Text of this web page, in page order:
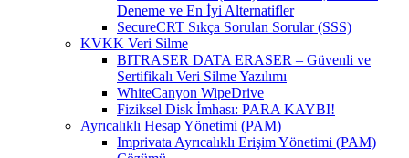
Deneme ve En İyi Alternatifler
SecureCRT Sıkça Sorulan Sorular (SSS)
KVKK Veri Silme
BITRASER DATA ERASER – Güvenli ve
Sertifikalı Veri Silme Yazılımı
WhiteCanyon WipeDrive
Fiziksel Disk İmhası: PARA KAYBI!
Ayrıcalıklı Hesap Yönetimi (PAM)
Imprivata Ayrıcalıklı Erişim Yönetimi (PAM)